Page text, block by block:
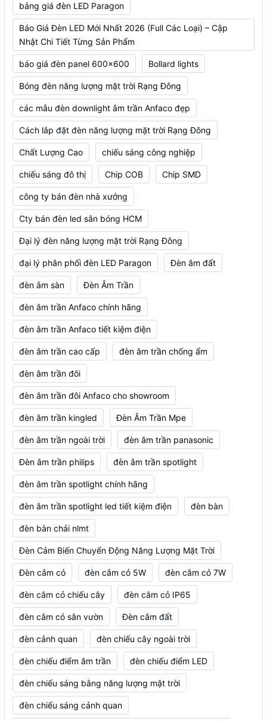
bảng giá đèn LED Paragon
Báo Giá Đèn LED Mới Nhất 2026 (Full Các Loại) – Cập
Nhật Chi Tiết Từng Sản Phẩm
báo giá đèn panel 600x600 Bollard lights
Bóng đèn năng lượng mặt trời Rạng Đông
các mẫu đèn downlight âm trần Anfaco đẹp
Cách lắp đặt đèn năng lượng mặt trời Rạng Đông
Chất Lượng Cao chiếu sáng công nghiệp
chiếu sáng đô thị Chip COB Chip SMD
công ty bán đèn nhà xưởng
Cty bán đèn led sân bóng HCM
Đại lý đèn năng lượng mặt trời Rạng Đông
đại lý phân phối đèn LED Paragon Đèn âm đất
đèn âm sàn Đèn Âm Trần
đèn âm trần Anfaco chính hãng
đèn âm trần Anfaco tiết kiệm điện
đèn âm trần cao cấp đèn âm trần chống ẩm
đèn âm trần đôi
đèn âm trần đôi Anfaco cho showroom
đèn âm trần kingled Đèn Âm Trần Mpe
đèn âm trần ngoài trời đèn âm trần panasonic
Đèn âm trần philips đèn âm trần spotlight
đèn âm trần spotlight chính hãng
đèn âm trần spotlight led tiết kiệm điện đèn bàn
đèn bàn chải nlmt
Đèn Cảm Biến Chuyển Động Năng Lượng Mặt Trời
Đèn cắm cỏ đèn cắm cỏ 5W đèn cắm cỏ 7W
đèn cắm cỏ chiếu cây đèn cắm cỏ IP65
đèn cắm cỏ sân vườn Đèn cắm đất
đèn cảnh quan đèn chiếu cây ngoài trời
đèn chiếu điểm âm trần đèn chiếu điểm LED
đèn chiếu sáng bằng năng lượng mặt trời
đèn chiếu sáng cảnh quan